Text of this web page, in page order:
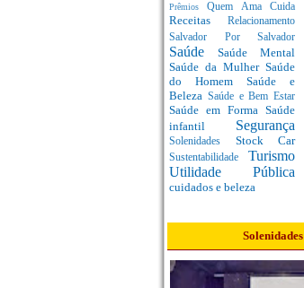
PrêmiosQuem Ama Cuida
Receitas Relacionamento
Salvador Por Salvador
Saúde Saúde Mental
Saúde da Mulher Saúde
do Homem Saúde e
Beleza Saúde e Bem Estar
Saúde em Forma Saúde
infantil Segurança
Solenidades Stock Car
Sustentabilidade Turismo
Utilidade Pública
cuidados e beleza
Solenidades